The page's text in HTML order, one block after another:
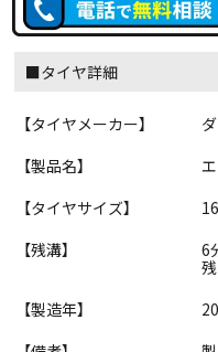
■タイヤ詳細
【タイヤメーカー】
【製品名】
【タイヤサイズ】
【残溝】
6
【製造年】